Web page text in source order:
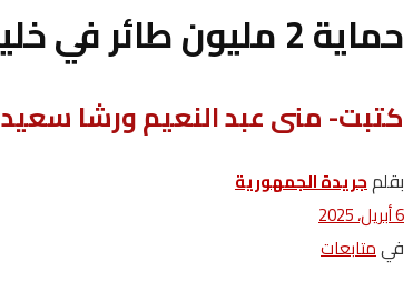
حماية 2 مليون طائر في خليج السويس بتدابير وقائية من وزارة البيئة
كتبت- منى عبد النعيم ورشا سعيد
بقلمجريدة الجمهورية
6 أبريل، 2025
فيمتابعات